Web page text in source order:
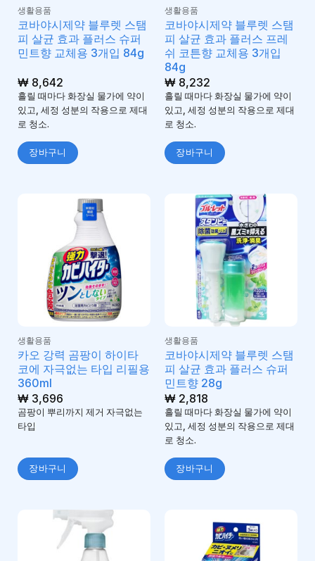
생활용품
코바야시제약 블루렛 스탬
피 살균 효과 플러스 슈퍼
민트향 교체용 3개입 84g
₩8,642
흘릴 때마다 화장실 물가에 약이
있고, 세정 성분의 작용으로 제대
로 청소.
장바구니
생활용품
코바야시제약 블루렛 스탬
피 살균 효과 플러스 프레
쉬 코튼향 교체용 3개입
84g
₩8,232
흘릴 때마다 화장실 물가에 약이
있고, 세정 성분의 작용으로 제대
로 청소.
장바구니
생활용품
카오 강력 곰팡이 하이타
코에 자극없는 타입 리필용
360ml
₩3,696
곰팡이 뿌리까지 제거 자극없는
타입
장바구니
생활용품
코바야시제약 블루렛 스탬
피 살균 효과 플러스 슈퍼
민트향 28g
₩2,818
흘릴 때마다 화장실 물가에 약이
있고, 세정 성분의 작용으로 제대
로 청소.
장바구니